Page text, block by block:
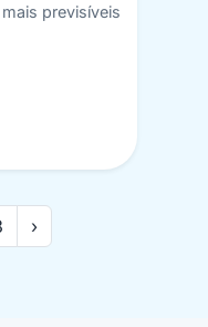
previsíveis
›